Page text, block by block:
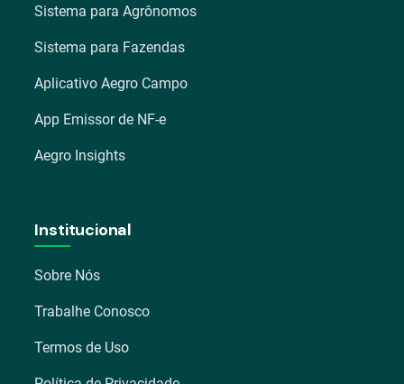
Sistema para Agrônomos
Sistema para Fazendas
Aplicativo Aegro Campo
App Emissor de NF-e
Aegro Insights
Institucional
Sobre Nós
Trabalhe Conosco
Termos de Uso